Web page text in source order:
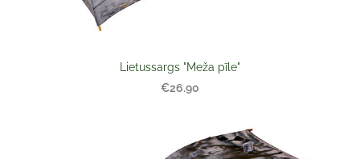
Lietussargs "Meža pīle"
€26.90